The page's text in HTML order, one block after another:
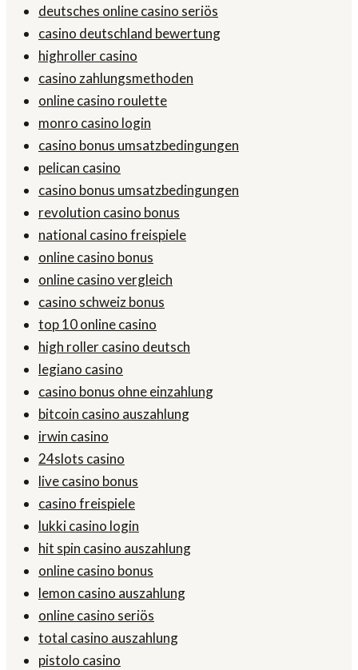
deutsches online casino seriös
casino deutschland bewertung
highroller casino
casino zahlungsmethoden
online casino roulette
monro casino login
casino bonus umsatzbedingungen
pelican casino
casino bonus umsatzbedingungen
revolution casino bonus
national casino freispiele
online casino bonus
online casino vergleich
casino schweiz bonus
top 10 online casino
high roller casino deutsch
legiano casino
casino bonus ohne einzahlung
bitcoin casino auszahlung
irwin casino
24slots casino
live casino bonus
casino freispiele
lukki casino login
hit spin casino auszahlung
online casino bonus
lemon casino auszahlung
online casino seriös
total casino auszahlung
pistolo casino